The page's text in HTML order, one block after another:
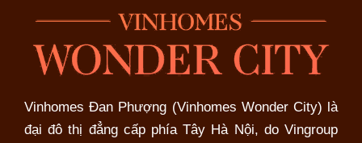
Vinhomes Đan Phượng (Vinhomes Wonder City) là
đại đô thị đẳng cấp phía Tây Hà Nội, do Vingroup